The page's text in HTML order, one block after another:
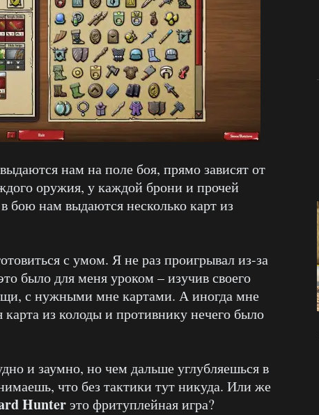
нам на поле боя, прямо зависят от
оружия, у каждой брони и прочей
бою нам выдаются несколько карт из
с умом. Я не раз проигрывал из-за
было для меня уроком – изучив своего
с нужными мне картами. А иногда мне
из колоды и противнику нечего было
и заумно, но чем дальше углубляешься в
что без тактики тут никуда. Или же
Hunterэто фритуплейная игра?